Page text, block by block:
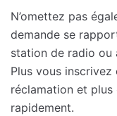
N’omettez pas
demande se
station de radio ou
Plus vous
réclamation et
rapidement.